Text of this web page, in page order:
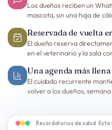
Los dueños reciben un
mascota, sin una hoja de
Reservada de vuelta
El dueño reserva
en el veterinario y la sala
Una agenda más
El cuidado recurrente
volver a los dueños,
Recordatorios de salud · Esta